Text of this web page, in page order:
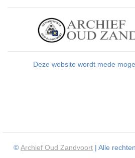
Deze website wordt mede
© Archief Oud Zandvoort | Alle